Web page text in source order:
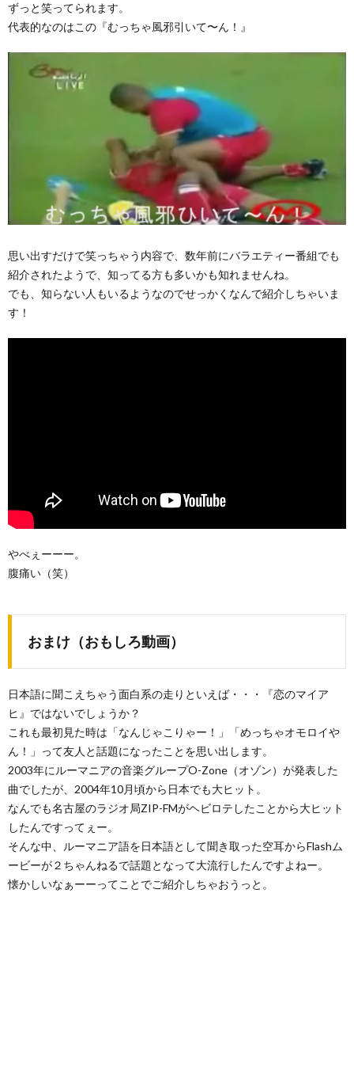
ずっと笑ってられます。
代表的なのはこの『むっちゃ風邪引いて〜ん！』
思い出すだけで笑っちゃう内容で、数年前にバラエティー番組でも
紹介されたようで、知ってる方も多いかも知れませんね。
でも、知らない人もいるようなのでせっかくなんで紹介しちゃいま
す！
やべぇーーー。
腹痛い（笑）
おまけ（おもしろ動画）
日本語に聞こえちゃう面白系の走りといえば・・・『恋のマイア
ヒ』ではないでしょうか？
これも最初見た時は「なんじゃこりゃー！」「めっちゃオモロイや
ん！」って友人と話題になったことを思い出します。
2003年にルーマニアの音楽グループO-Zone（オゾン）が発表した
曲でしたが、2004年10月頃から日本でも大ヒット。
なんでも名古屋のラジオ局ZIP-FMがヘビロテしたことから大ヒット
したんですってぇー。
そんな中、ルーマニア語を日本語として聞き取った空耳からFlashム
ービーが２ちゃんねるで話題となって大流行したんですよねー。
懐かしいなぁーーってことでご紹介しちゃおうっと。